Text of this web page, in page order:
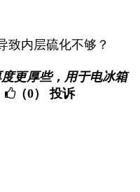
致内层硫化不够？
更厚些，用于电冰箱
（0） 投诉